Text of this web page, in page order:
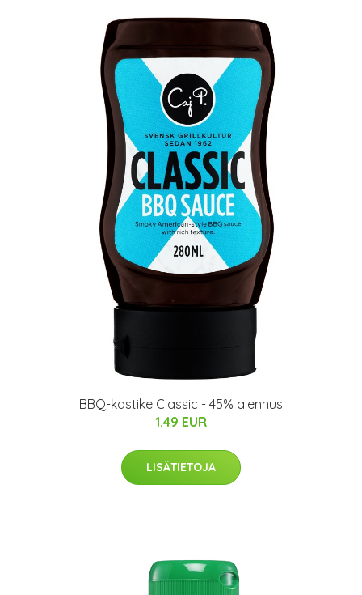
BBQ-kastike Classic - 45% alennus
1.49 EUR
LISÄTIETOJA